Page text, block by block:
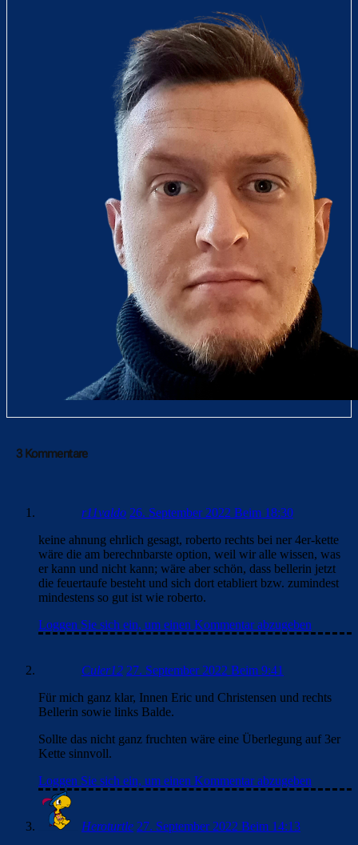
3 Kommentare
r11valdo 26. September 2022 Beim 18:30
keine ahnung ehrlich gesagt, roberto rechts bei ner 4er-kette
wäre die am berechnbarste option, weil wir alle wissen, was
er kann und nicht kann; wäre aber schön, dass bellerin jetzt
die feuertaufe besteht und sich dort etabliert bzw. zumindest
mindestens so gut ist wie roberto.
Loggen Sie sich ein, um einen Kommentar abzugeben
Culer12 27. September 2022 Beim 9:41
Für mich ganz klar, Innen Eric und Christensen und rechts
Bellerin sowie links Balde.
Sollte das nicht ganz fruchten wäre eine Überlegung auf 3er
Kette sinnvoll.
Loggen Sie sich ein, um einen Kommentar abzugeben
Heroturtle 27. September 2022 Beim 14:13